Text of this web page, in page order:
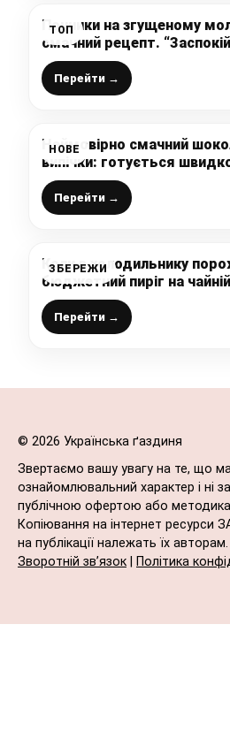
ТОП
Пончики на згущеному
смачний рецепт.
яку з’їдають моментально!
Перейти →
НОВЕ
Неймовірно смачний
випічки: готується
продуктів (навіть не
легко)
Перейти →
ЗБЕРЕЖИ
Коли в холодильнику
бюджетний пиріг на
яєць та молочних
економний та дуже
Перейти →
© 2026 Українська ґаздиня
Звертаємо вашу увагу на те, що
ознайомлювальний характер і ні
публічною офертою або
Копіювання на інтернет ресурси
на публікації належать їх авторам.
Зворотній зв’язок
Політика